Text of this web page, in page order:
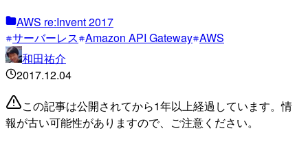
AWS re:Invent 2017
サーバーレス Amazon API Gateway AWS
和田祐介
2017.12.04
この記事は公開されてから1年以上経過しています。情
報が古い可能性がありますので、ご注意ください。